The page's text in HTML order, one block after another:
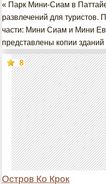
« Парк Мини-Сиам в
развлечений для туристов.
части: Мини Сиам и Мини
представлены копии
Остров Ко Крок
8